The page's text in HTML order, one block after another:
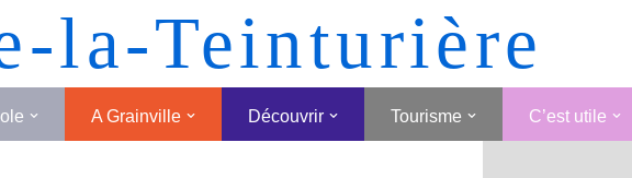
la-Teinturière
A Grainville Découvrir Tourisme C’est utile